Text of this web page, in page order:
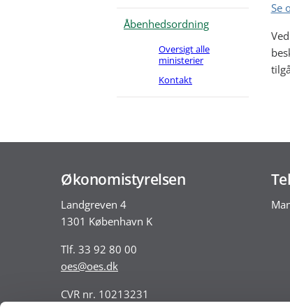
Åbenhedsordning
Oversigt alle
ministerier
Kontakt
Se
Økonomistyrelsen
Landgreven 4
1301 København K
Tlf. 33 92 80 00
oes@oes.dk
CVR nr. 10213231